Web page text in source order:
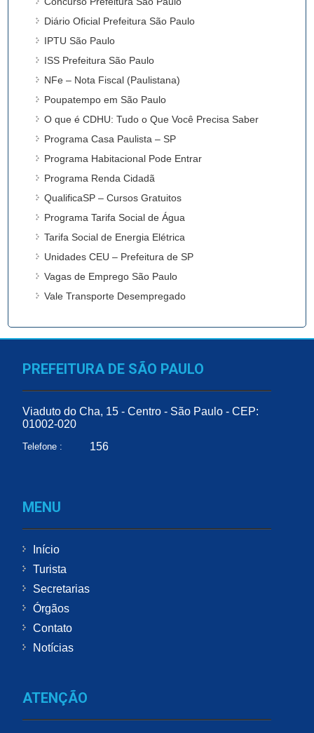
Diário Oficial Prefeitura São Paulo
IPTU São Paulo
ISS Prefeitura São Paulo
NFe – Nota Fiscal (Paulistana)
Poupatempo em São Paulo
O que é CDHU: Tudo o Que Você Precisa Saber
Programa Casa Paulista – SP
Programa Habitacional Pode Entrar
Programa Renda Cidadã
QualificaSP – Cursos Gratuitos
Programa Tarifa Social de Água
Tarifa Social de Energia Elétrica
Unidades CEU – Prefeitura de SP
Vagas de Emprego São Paulo
Vale Transporte Desempregado
PREFEITURA DE SÃO PAULO
Viaduto do Cha, 15 - Centro - São Paulo - CEP:
01002-020
Telefone : 156
MENU
Início
Turista
Secretarias
Órgãos
Contato
Notícias
ATENÇÃO